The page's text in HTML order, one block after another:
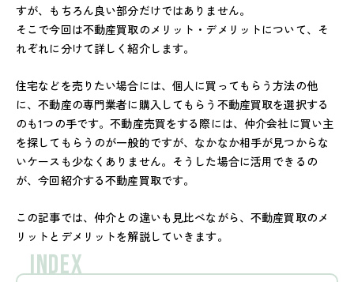
すが、もちろん良い部分だけではありません。
そこで今回は不動産買取のメリット・デメリットについて、そ
れぞれに分けて詳しく紹介します。
住宅などを売りたい場合には、個人に買ってもらう方法の他
に、不動産の専門業者に購入してもらう不動産買取を選択する
のも1つの手です。不動産売買をする際には、仲介会社に買い主
を探してもらうのが一般的ですが、なかなか相手が見つからな
いケースも少なくありません。そうした場合に活用できるの
が、今回紹介する不動産買取です。
この記事では、仲介との違いも見比べながら、不動産買取のメ
リットとデメリットを解説していきます。
INDEX